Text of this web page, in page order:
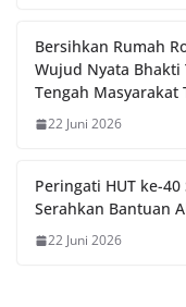
Bersihkan Rumah
Wujud Nyata Bhakti
Tengah Masyarakat
22 Juni 2026
Peringati HUT ke-40
Serahkan Bantuan
22 Juni 2026